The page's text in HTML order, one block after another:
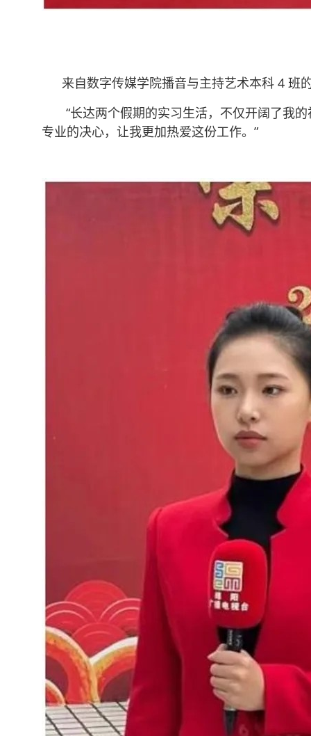
来自数字传媒学院播音与主持艺术本科 4 班
“长达两个假期的实习生活，不仅开阔了我的
专业的决心，让我更加热爱这份工作。”